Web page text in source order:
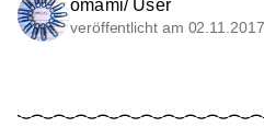
omami/ User
veröffentlicht am 02.11.2017